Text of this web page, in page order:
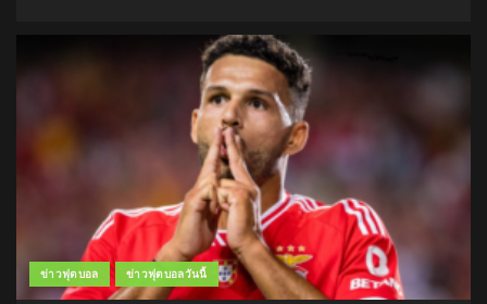
ข่าวฟุตบอล ข่าวฟุตบอลวันนี้